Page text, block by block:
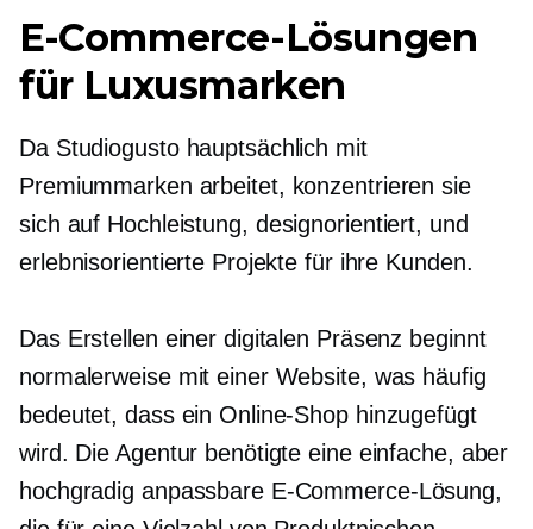
E-Commerce-Lösungen
für Luxusmarken
Da Studiogusto hauptsächlich mit
Premiummarken arbeitet, konzentrieren sie
sich auf Hochleistung, designorientiert, und
erlebnisorientierte Projekte für ihre Kunden.
Das Erstellen einer digitalen Präsenz beginnt
normalerweise mit einer Website, was häufig
bedeutet, dass ein Online-Shop hinzugefügt
wird. Die Agentur benötigte eine einfache, aber
hochgradig anpassbare E-Commerce-Lösung,